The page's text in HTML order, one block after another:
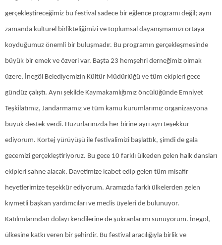
gerçekleştireceğimiz bu festival sadece bir eğlence programı değil; aynı
zamanda kültürel birlikteliğimizi ve toplumsal dayanışmamızı ortaya
koyduğumuz önemli bir buluşmadır. Bu programın gerçekleşmesinde
büyük bir emek ve özveri var. Başta 23 hemşehri derneğimiz olmak
üzere, İnegöl Belediyemizin Kültür Müdürlüğü ve tüm ekipleri gece
gündüz çalıştı. Aynı şekilde Kaymakamlığımız öncülüğünde Emniyet
Teşkilatımız, Jandarmamız ve tüm kamu kurumlarımız organizasyona
büyük destek verdi. Huzurlarınızda her birine ayrı ayrı teşekkür
ediyorum. Kortej yürüyüşü ile festivalimizi başlattık, şimdi de gala
gecemizi gerçekleştiriyoruz. Bu gece 10 farklı ülkeden gelen halk dansları
ekipleri sahne alacak. Davetimize icabet edip gelen tüm misafir
heyetlerimize teşekkür ediyorum. Aramızda farklı ülkelerden gelen
kıymetli başkan yardımcıları ve meclis üyeleri de bulunuyor.
Katılımlarından dolayı kendilerine de şükranlarımı sunuyorum. İnegöl,
ülkesine katkı veren bir şehirdir. Bu festival aracılığıyla birlik ve